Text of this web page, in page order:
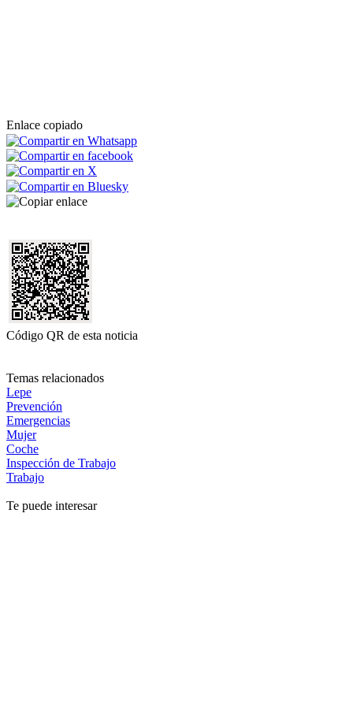
Enlace copiado
Código QR de esta noticia
Temas relacionados
Lepe
Prevención
Emergencias
Mujer
Coche
Inspección de Trabajo
Trabajo
Te puede interesar